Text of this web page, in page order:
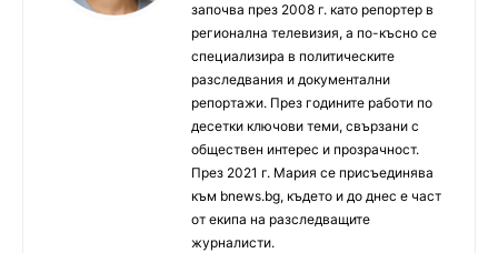
започва през 2008 г. като репортер в
регионална телевизия, а по-късно се
специализира в политическите
разследвания и документални
репортажи. През годините работи по
десетки ключови теми, свързани с
обществен интерес и прозрачност.
През 2021 г. Мария се присъединява
към bnews.bg, където и до днес е част
от екипа на разследващите
журналисти.